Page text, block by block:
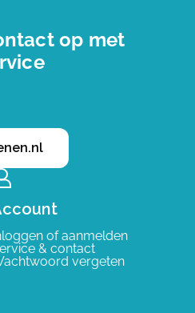
op met
of aanmelden
& contact
vergeten